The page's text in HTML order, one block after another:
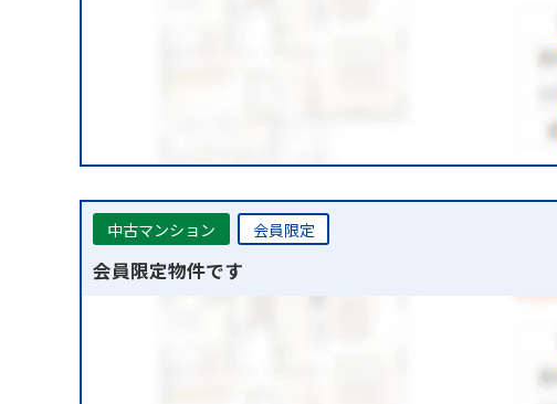
中古マンション 会員限定
会員限定物件です